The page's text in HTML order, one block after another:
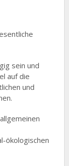
sein und
auf die
und
ökologischen